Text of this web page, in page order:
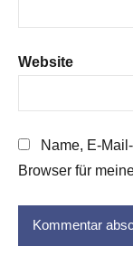
Website
Name, E-
Browser für